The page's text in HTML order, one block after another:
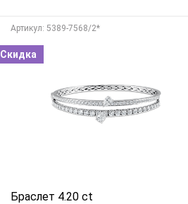
Aртикул: 5389-7568/2*
Скидка
Браслет 4.20 ct